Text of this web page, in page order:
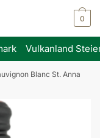
0
Vulkanland
Blanc St. Anna